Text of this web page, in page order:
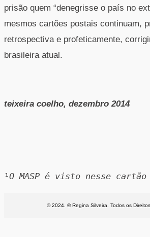
prisão quem “denegrisse o país no
mesmos cartões postais continuam,
retrospectiva e profeticamente,
brasileira atual.
teixeira coelho, dezembro 2014
¹O MASP é visto nesse
© 2024. © Regina Silveira. Todos os